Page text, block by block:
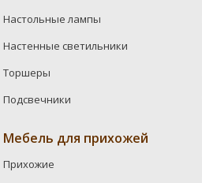
Настольные лампы
Настенные светильники
Торшеры
Подсвечники
Мебель для прихожей
Прихожие